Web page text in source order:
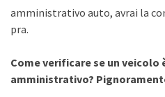
amministrativo auto, avrai la
pra.
Come verificare se un
amministrativo?